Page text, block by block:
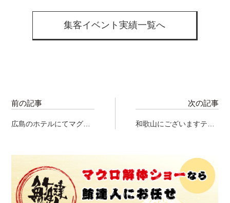
集客イベント実績一覧へ
前の記事
広島のホテルにてマグロ
次の記事
和歌山にございますテー